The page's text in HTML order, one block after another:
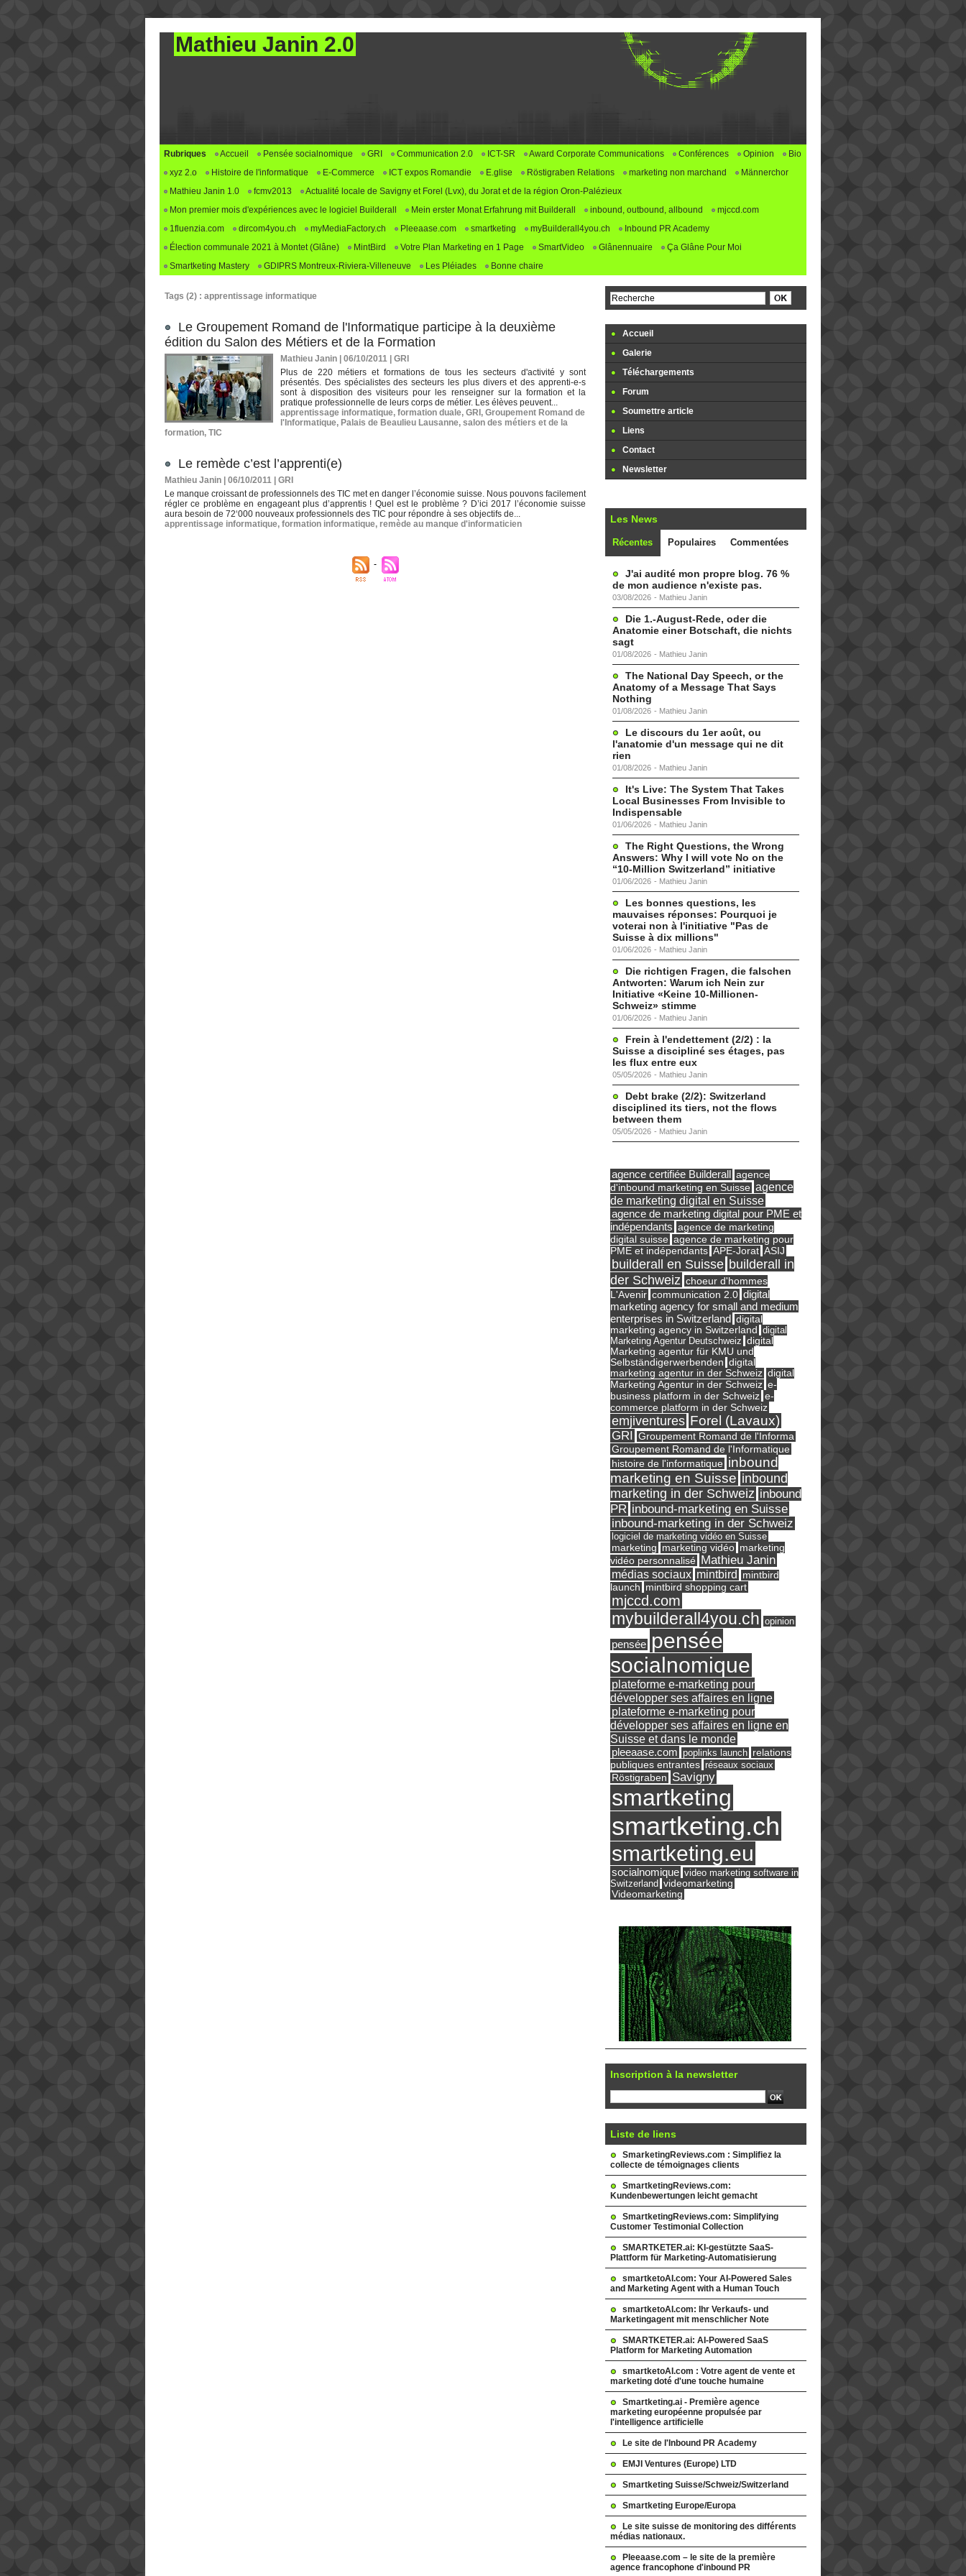
Mathieu Janin 2.0
Rubriques Accueil Pensée socialnomique GRI Communication 2.0 ICT-SR Award Corporate Communications Conférences Opinion
Bio
xyz 2.o
Histoire de l'informatique E-Commerce ICT expos Romandie E.glise Röstigraben Relations marketing non marchand
Männerchor
Mathieu Janin 1.0
fcmv2013
Actualité locale de Savigny et Forel (Lvx), du Jorat et de la région Oron-Palézieux
Mon premier mois d'expériences avec le logiciel Builderall
Mein erster Monat Erfahrung mit Builderall inbound, outbound, allbound
mjccd.com
1fluenzia.com
dircom4you.ch myMediaFactory.ch Pleeaase.com smartketing myBuilderall4you.ch
Inbound PR Academy
Élection communale 2021 à Montet (Glâne)
MintBird Votre Plan Marketing en 1 Page SmartVideo Glânennuaire
Ça Glâne Pour Moi
Smartketing Mastery
GDIPRS Montreux-Riviera-Villeneuve Les Pléiades Bonne chaire
Tags (2) : apprentissage informatique
Le Groupement Romand de l'Informatique participe à la deuxième
édition du Salon des Métiers et de la Formation
Mathieu Janin | 06/10/2011
GRI
Plus de 220 métiers et formations de tous les secteurs d'activité y sont
présentés. Des spécialistes des secteurs les plus divers et des apprenti-e-s
sont à disposition des visiteurs pour les renseigner sur la formation et la
pratique professionnelle de leurs corps de métier. Les élèves peuvent...
apprentissage informatique, formation duale, GRI , Groupement Romand de
l'Informatique, Palais de Beaulieu Lausanne, salon des métiers et de la
formation, TIC
Le remède c’est l’apprenti(e)
Mathieu Janin | 06/10/2011
GRI
Le manque croissant de professionnels des TIC met en danger l’économie suisse. Nous pouvons facilement
régler ce problème en engageant plus d’apprentis ! Quel est le problème ? D’ici 2017 l’économie suisse
aura besoin de 72‘000 nouveaux professionnels des TIC pour répondre à ses objectifs de...
apprentissage informatique, formation informatique, remède au manque d'informaticien
Accueil
Galerie
Téléchargements
Forum
Soumettre article
Liens
Contact
Newsletter
Les News
Récentes Populaires Commentées
J'ai audité mon propre blog. 76 %
de mon audience n'existe pas.
03/08/2026 - Mathieu Janin
Die 1.-August-Rede, oder die
Anatomie einer Botschaft, die nichts
sagt
01/08/2026 - Mathieu Janin
The National Day Speech, or the
Anatomy of a Message That Says
Nothing
01/08/2026 - Mathieu Janin
Le discours du 1er août, ou
l'anatomie d'un message qui ne dit
rien
01/08/2026 - Mathieu Janin
It's Live: The System That Takes
Local Businesses From Invisible to
Indispensable
01/06/2026 - Mathieu Janin
The Right Questions, the Wrong
Answers: Why I will vote No on the
“10-Million Switzerland” initiative
01/06/2026 - Mathieu Janin
Les bonnes questions, les
mauvaises réponses: Pourquoi je
voterai non à l'initiative "Pas de
Suisse à dix millions"
01/06/2026 - Mathieu Janin
Die richtigen Fragen, die falschen
Antworten: Warum ich Nein zur
Initiative «Keine 10-Millionen-
Schweiz» stimme
01/06/2026 - Mathieu Janin
Frein à l'endettement (2/2) : la
Suisse a discipliné ses étages, pas
les flux entre eux
05/05/2026 - Mathieu Janin
Debt brake (2/2): Switzerland
disciplined its tiers, not the flows
between them
05/05/2026 - Mathieu Janin
agence certifiée Builderall
agence
d'inbound marketing en Suisse agence
de marketing digital en Suisse
agence de marketing digital pour PME et
indépendants agence de marketing
digital suisse agence de marketing pour
PME et indépendants APE-Jorat ASIJ
builderall en Suisse builderall in
der Schweiz choeur d'hommes
L'Avenir communication 2.0 digital
marketing agency for small and medium
enterprises in Switzerland digital
marketing agency in Switzerland digital
Marketing Agentur Deutschweiz digital
Marketing agentur für KMU und
Selbständigerwerbenden digital
marketing agentur in der Schweiz digital
Marketing Agentur in der Schweiz e-
business platform in der Schweiz e-
commerce platform in der Schweiz
emjiventures Forel (Lavaux)
GRI Groupement Romand de l'Informa
Groupement Romand de l'Informatique
histoire de l'informatique inbound
marketing en Suisse inbound
marketing in der Schweiz inbound
PR inbound-marketing en Suisse
inbound-marketing in der Schweiz
logiciel de marketing vidéo en Suisse
marketing marketing vidéo marketing
vidéo personnalisé Mathieu Janin
médias sociaux mintbird
mintbird
launch mintbird shopping cart
mjccd.com
mybuilderall4you.ch opinion
pensée pensée
socialnomique
plateforme e-marketing pour
développer ses affaires en ligne
plateforme e-marketing pour
développer ses affaires en ligne en
Suisse et dans le monde
pleeaase.com poplinks launch relations
publiques entrantes réseaux sociaux
Röstigraben Savigny
smartketing
smartketing.ch
smartketing.eu
socialnomique video marketing software in
Switzerland videomarketing
Videomarketing
Inscription à la newsletter
Liste de liens
SmarketingReviews.com : Simplifiez la
collecte de témoignages clients
SmartketingReviews.com:
Kundenbewertungen leicht gemacht
SmartketingReviews.com: Simplifying
Customer Testimonial Collection
SMARTKETER.ai: KI-gestützte SaaS-
Plattform für Marketing-Automatisierung
smartketoAI.com: Your AI-Powered Sales
and Marketing Agent with a Human Touch
smartketoAI.com: Ihr Verkaufs- und
Marketingagent mit menschlicher Note
SMARTKETER.ai: AI-Powered SaaS
Platform for Marketing Automation
smartketoAI.com : Votre agent de vente et
marketing doté d'une touche humaine
Smartketing.ai - Première agence
marketing européenne propulsée par
l'intelligence artificielle
Le site de l'Inbound PR Academy
EMJI Ventures (Europe) LTD
Smartketing Suisse/Schweiz/Switzerland
Smartketing Europe/Europa
Le site suisse de monitoring des différents
médias nationaux.
Pleeaase.com – le site de la première
agence francophone d'inbound PR